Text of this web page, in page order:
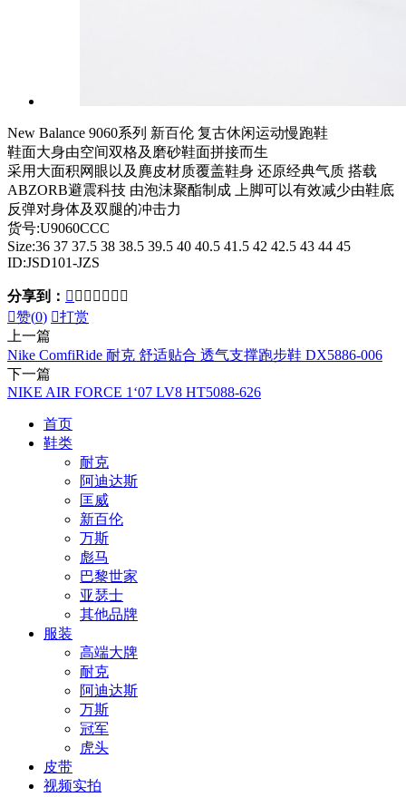
New Balance 9060系列 新百伦 复古休闲运动慢跑鞋
鞋面大身由空间双格及磨砂鞋面拼接而生
采用大面积网眼以及麂皮材质覆盖鞋身 还原经典气质 搭载
ABZORB避震科技 由泡沫聚酯制成 上脚可以有效减少由鞋底
反弹对身体及双腿的冲击力
货号:U9060CCC
Size:36 37 37.5 38 38.5 39.5 40 40.5 41.5 42 42.5 43 44 45
ID:JSD101-JZS
分享到：       
赞(0) 打赏
上一篇
Nike ComfiRide 耐克 舒适贴合 透气支撑跑步鞋 DX5886-006
下一篇
NIKE AIR FORCE 1‘07 LV8 HT5088-626
首页
鞋类
耐克
阿迪达斯
匡威
新百伦
万斯
彪马
巴黎世家
亚瑟士
其他品牌
服装
高端大牌
耐克
阿迪达斯
万斯
冠军
虎头
皮带
视频实拍